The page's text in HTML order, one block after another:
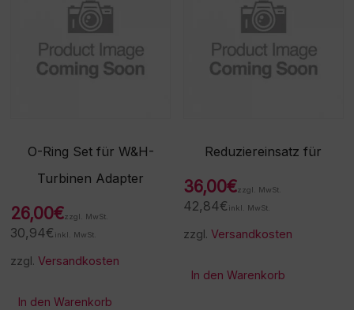
O-Ring Set für W&H-
Turbinen Adapter
26,00€zzgl. MwSt.
30,94€ inkl. MwSt.
zzgl.Versandkosten
In den Warenkorb
Reduziereinsatz für
36,00€zzgl. MwSt.
42,84€ inkl. MwSt.
zzgl.Versandkosten
In den Warenkorb